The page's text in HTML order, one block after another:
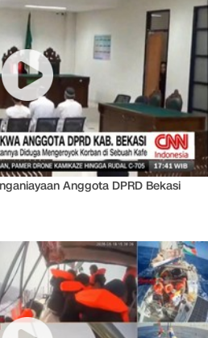
Anggota DPRD Bekasi